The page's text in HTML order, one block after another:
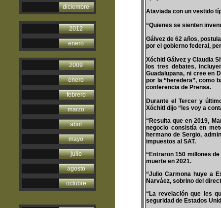
diciembre
2012
enero
2009
enero
febrero
marzo
abril
mayo
julio
agosto
octubre
Ataviada con un vestido
“Quienes se sienten
Gálvez de 62 años,
por el gobierno federal,
Xóchitl Gálvez y Claudia
los tres debates,
Guadalupana, ni cree en
por la “heredera”, como
conferencia de Prensa.
Durante el Tercer y
Xóchitl dijo “les voy a
“Resulta que en 2019,
negocio consistía en
hermano de Sergio,
impuestos al SAT.
“Entraron 150 millones
muerte en 2021.
“Julio Carmona huye a
Narváez, sobrino del
“La revelación que les
seguridad de Estados